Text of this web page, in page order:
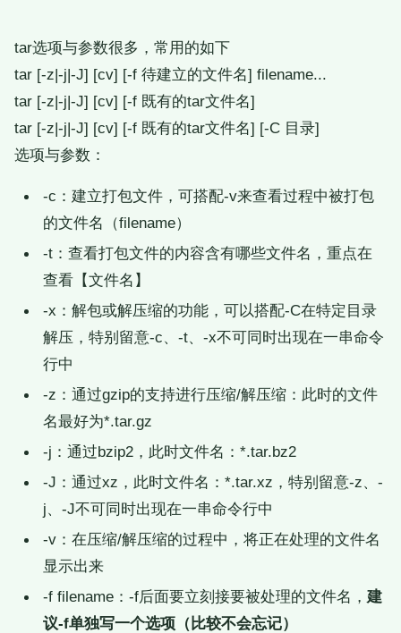
tar选项与参数很多，常用的如下
tar [-z|-j|-J] [cv] [-f 待建立的文件名] filename...
tar [-z|-j|-J] [cv] [-f 既有的tar文件名]
tar [-z|-j|-J] [cv] [-f 既有的tar文件名] [-C 目录]
选项与参数：
-c：建立打包文件，可搭配-v来查看过程中被打包
的文件名（filename）
-t：查看打包文件的内容含有哪些文件名，重点在
查看【文件名】
-x：解包或解压缩的功能，可以搭配-C在特定目录
解压，特别留意-c、-t、-x不可同时出现在一串命令
行中
-z：通过gzip的支持进行压缩/解压缩：此时的文件
名最好为*.tar.gz
-j：通过bzip2，此时文件名：*.tar.bz2
-J：通过xz，此时文件名：*.tar.xz，特别留意-z、-
j、-J不可同时出现在一串命令行中
-v：在压缩/解压缩的过程中，将正在处理的文件名
显示出来
-f filename：-f后面要立刻接要被处理的文件名， 建
议-f单独写一个选项（比较不会忘记）